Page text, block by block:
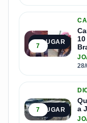
4º LUGAR
7
5º LUGAR
7
a